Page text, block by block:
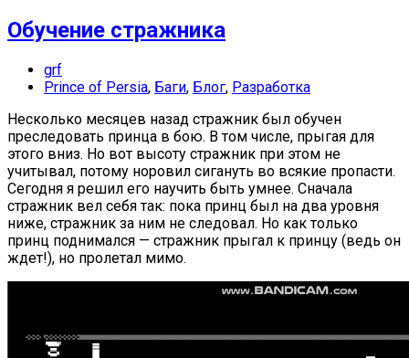
Обучение стражника
grf
Prince of Persia, Баги, Блог, Разработка
Несколько месяцев назад стражник был обучен
преследовать принца в бою. В том числе, прыгая для
этого вниз. Но вот высоту стражник при этом не
учитывал, потому норовил сигануть во всякие пропасти.
Сегодня я решил его научить быть умнее. Сначала
стражник вел себя так: пока принц был на два уровня
ниже, стражник за ним не следовал. Но как только
принц поднимался — стражник прыгал к принцу (ведь он
ждет!), но пролетал мимо.